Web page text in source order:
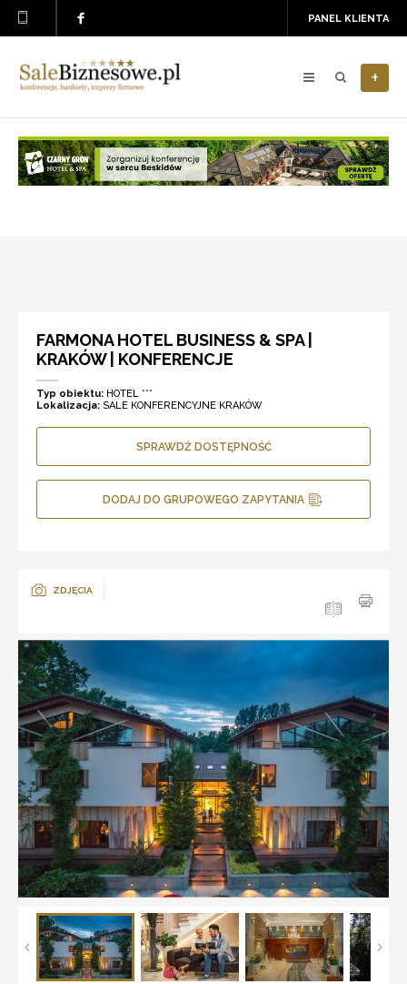
PANEL KLIENTA
+
FARMONA HOTEL BUSINESS & SPA |
KRAKÓW | KONFERENCJE
Typ obiektu: HOTEL ***
Lokalizacja: SALE KONFERENCYJNE KRAKÓW
SPRAWDŹ DOSTĘPNOŚĆ
DODAJ DO GRUPOWEGO ZAPYTANIA
ZDJĘCIA